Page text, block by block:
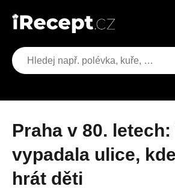
Praha v 80. letech: Takhle
vypadala ulice,
hrát děti